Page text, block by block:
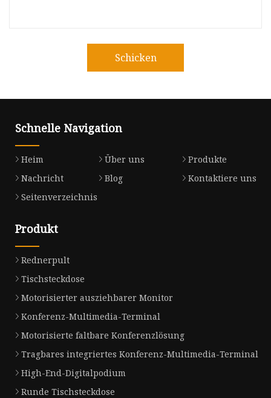
Schicken
Schnelle Navigation
Heim Über uns
Produkte
Nachricht
Blog
Kontaktiere uns
Seitenverzeichnis
Produkt
Rednerpult
Tischsteckdose
Motorisierter ausziehbarer Monitor
Konferenz-Multimedia-Terminal
Motorisierte faltbare Konferenzlösung
Tragbares integriertes Konferenz-Multimedia-Terminal
High-End-Digitalpodium
Runde Tischsteckdose